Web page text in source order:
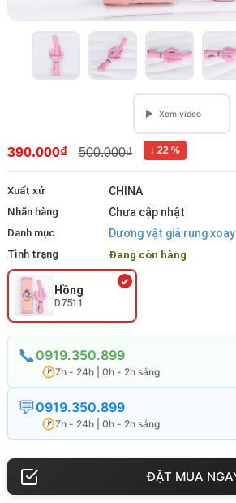
390.000₫ 500.000₫ ↓ 22 %
Xuất xứ CHINA
Nhãn hàng Chưa cập nhật
Danh mục Dương vật giả rung xoay
Tình trạng Đang còn hàng
Hồng
D7511
0919.350.899
7h - 24h | 0h - 2h sáng
0919.350.899
7h - 24h | 0h - 2h sáng